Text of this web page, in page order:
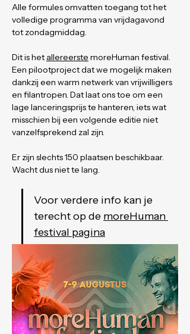
Alle formules omvatten toegang tot het
volledige programma van vrijdagavond
tot zondagmiddag.
Dit is het allereerste moreHuman festival.
Een pilootproject dat we mogelijk maken
dankzij een warm netwerk van vrijwilligers
en filantropen. Dat laat ons toe om een
lage lanceringsprijs te hanteren, iets wat
misschien bij een volgende editie niet
vanzelfsprekend zal zijn.
Er zijn slechts 150 plaatsen beschikbaar.
Wacht dus niet te lang.
Voor verdere info kan je
terecht op de moreHuman
festival pagina